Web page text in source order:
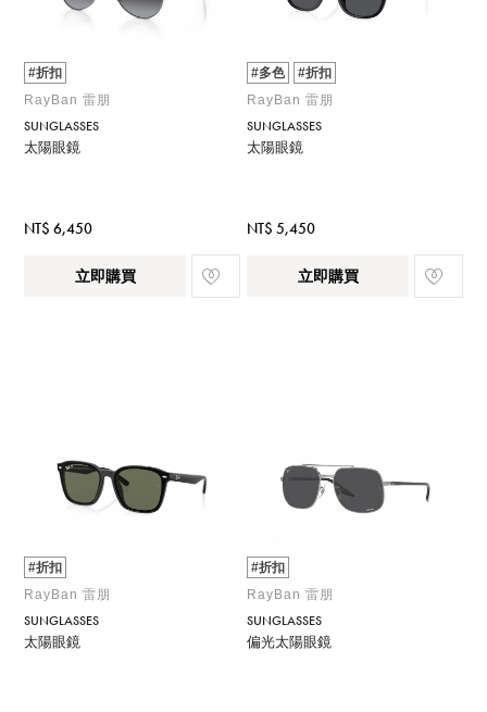
#折扣
RayBan 雷朋
SUNGLASSES
太陽眼鏡
NT$ 6,450
立即購買
#多色
#折扣
RayBan 雷朋
SUNGLASSES
太陽眼鏡
NT$ 5,450
立即購買
#折扣
RayBan 雷朋
SUNGLASSES
太陽眼鏡
#折扣
RayBan 雷朋
SUNGLASSES
偏光太陽眼鏡